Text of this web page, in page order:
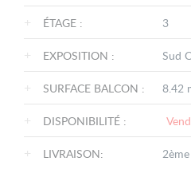
+ ÉTAGE : 3
+ EXPOSITION : Sud
+ SURFACE BALCON : 8.42
+ DISPONIBILITÉ :
+ LIVRAISON: